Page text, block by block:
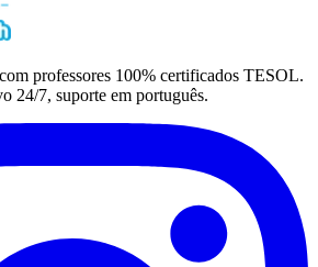
professores 100% certificados TESOL.
24/7, suporte em português.